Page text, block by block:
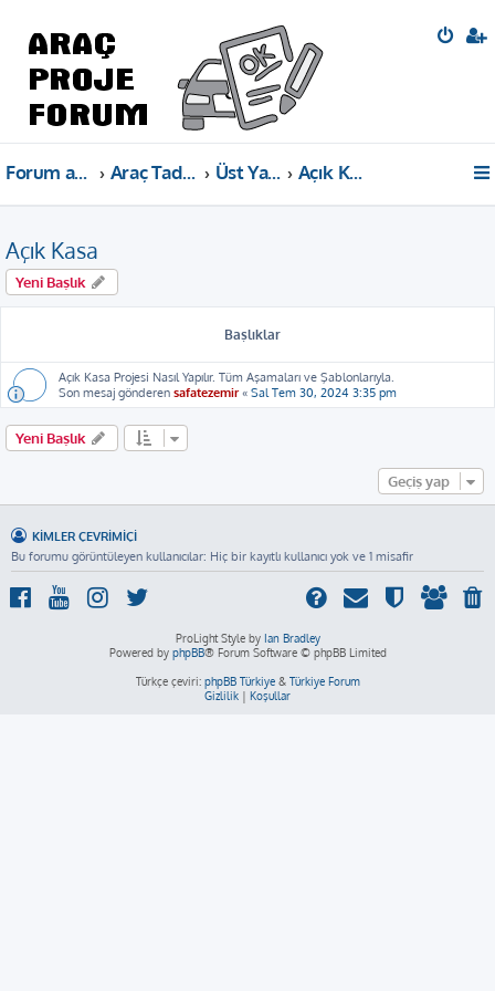
Forum ana sayfa Araç Tadilat Projeleri Bilgi Paylaşımı Üst Yapı Tadilatları Açık Kasa
Açık Kasa
Yeni Başlık
Başlıklar
Açık Kasa Projesi Nasıl Yapılır. Tüm Aşamaları ve Şablonlarıyla.
Son mesaj gönderen safatezemir« Sal Tem 30, 2024 3:35 pm
Yeni Başlık
Geçiş yap
KIMLER ÇEVRIMIÇI
Bu forumu görüntüleyen kullanıcılar: Hiç bir kayıtlı kullanıcı yok ve 1 misafir
ProLight Style by Ian Bradley
Powered by phpBB® Forum Software © phpBB Limited
Türkçe çeviri: phpBB Türkiye& Türkiye Forum
Gizlilik | Koşullar